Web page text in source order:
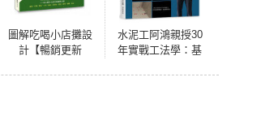
圖解吃喝小店攤設
計【暢銷更新
水泥工阿鴻親授30
年實戰工法學：基